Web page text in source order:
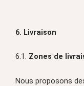
6. Livraison
6.1. Zones de
Nous proposons